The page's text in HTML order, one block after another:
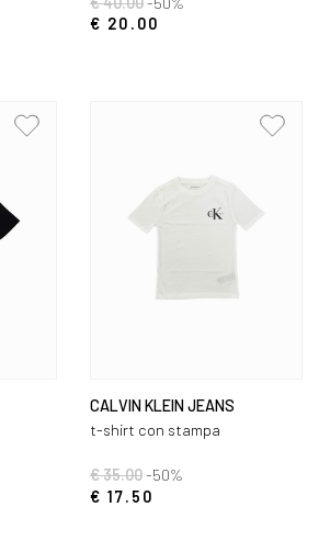
€ 20.00
CALVIN KLEIN JEANS
t-shirt con stampa
€ 35.00-50%
€ 17.50